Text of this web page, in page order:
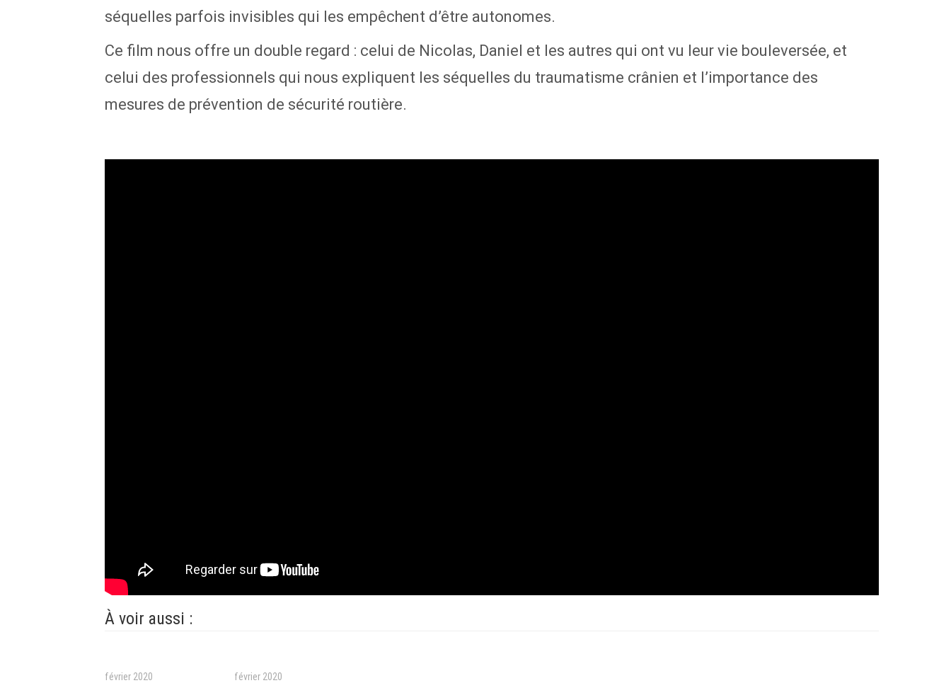
séquelles parfois invisibles qui les empêchent d’être autonomes.
Ce film nous offre un double regard : celui de Nicolas, Daniel et les autres qui ont vu leur vie bouleversée, et
celui des professionnels qui nous expliquent les séquelles du traumatisme crânien et l’importance des
mesures de prévention de sécurité routière.
À voir aussi :
février 2020
février 2020